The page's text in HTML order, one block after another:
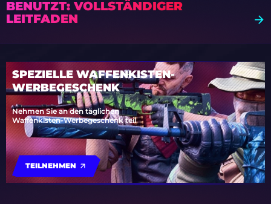
BENUTZT: VOLLSTÄNDIGER
LEITFADEN
SPEZIELLE WAFFENKISTEN-
WERBEGESCHENK
Nehmen Sie an den täglichen
Waffenkisten-Werbegeschenk teil
TEILNEHMEN